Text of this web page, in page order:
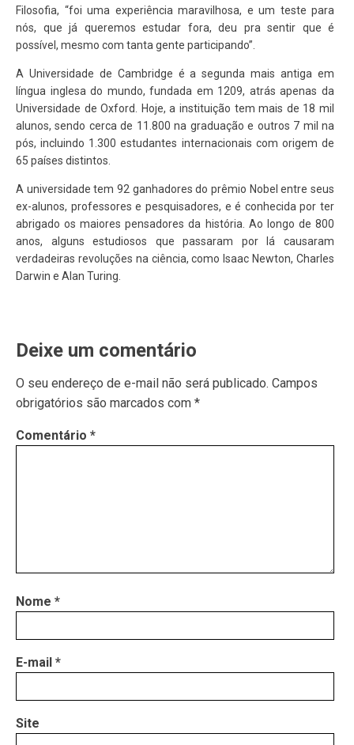
Filosofia, “foi uma experiência maravilhosa, e um teste para
nós, que já queremos estudar fora, deu pra sentir que é
possível, mesmo com tanta gente participando”.
A Universidade de Cambridge é a segunda mais antiga em
língua inglesa do mundo, fundada em 1209, atrás apenas da
Universidade de Oxford. Hoje, a instituição tem mais de 18 mil
alunos, sendo cerca de 11.800 na graduação e outros 7 mil na
pós, incluindo 1.300 estudantes internacionais com origem de
65 países distintos.
A universidade tem 92 ganhadores do prêmio Nobel entre seus
ex-alunos, professores e pesquisadores, e é conhecida por ter
abrigado os maiores pensadores da história. Ao longo de 800
anos, alguns estudiosos que passaram por lá causaram
verdadeiras revoluções na ciência, como Isaac Newton, Charles
Darwin e Alan Turing.
Deixe um comentário
O seu endereço de e-mail não será publicado. Campos
obrigatórios são marcados com *
Comentário *
Nome *
E-mail *
Site